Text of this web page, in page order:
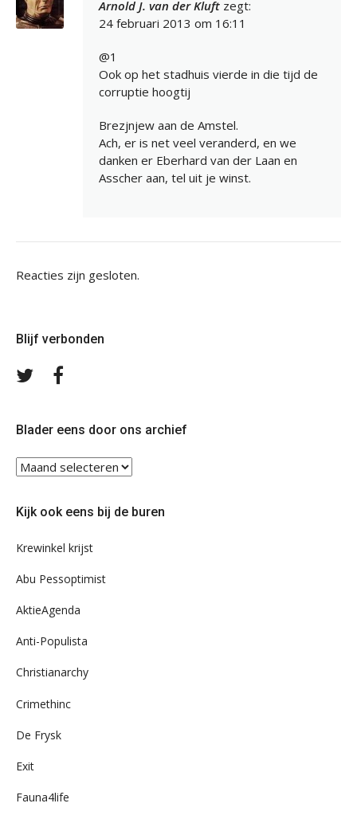
Arnold J. van der Kluft zegt:
24 februari 2013 om 16:11
@1
Ook op het stadhuis vierde in die tijd de
corruptie hoogtij
Brezjnjew aan de Amstel.
Ach, er is net veel veranderd, en we
danken er Eberhard van der Laan en
Asscher aan, tel uit je winst.
Reacties zijn gesloten.
Blijf verbonden
Volg
Blader eens door ons archief
Blader
eens
ons
Kijk ook eens bij de buren
Krewinkel krijst
Abu Pessoptimist
AktieAgenda
Anti-Populista
Christianarchy
Crimethinc
De Frysk
Exit
Fauna4life